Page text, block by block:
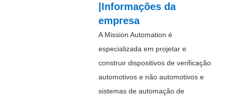
|Informações da
empresa
A Mission Automation é
especializada em projetar e
construir dispositivos de verificação
automotivos e não automotivos e
sistemas de automação de